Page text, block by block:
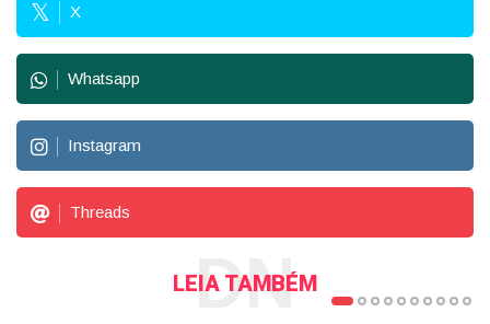
X
Whatsapp
Instagram
Threads
LEIA TAMBÉM
DN